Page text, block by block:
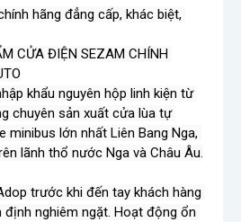
hãng đẳng cấp, khác biệt,
CỬA ĐIỆN SEZAM CHÍNH
khẩu nguyên hộp linh kiện từ
chuyên sản xuất cửa lùa tự
minibus lớn nhất Liên Bang Nga,
lãnh thổ nước Nga và Châu Âu.
trước khi đến tay khách hàng
định nghiêm ngặt. Hoạt động ổn